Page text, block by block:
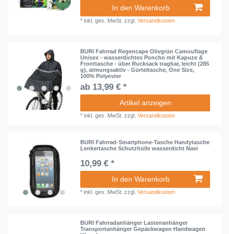
In den Warenkorb
*inkl. ges. MwSt. zzgl.Versandkosten
BURI Fahrrad Regencape Olivgrün Camouflage
Unisex - wasserdichtes Poncho mit Kapuze &
Fronttasche - über Rucksack tragbar, leicht (285
g), atmungsaktiv - Gürteltasche, One Size,
100% Polyester
ab 13,99 € *
Artikel anzeigen
*inkl. ges. MwSt. zzgl.Versandkosten
BURI Fahrrad-Smartphone-Tasche Handytasche
Lenkertasche Schutzhülle wasserdicht Navi
10,99 € *
In den Warenkorb
*inkl. ges. MwSt. zzgl.Versandkosten
BURI Fahrradanhänger Lastenanhänger
Transportanhänger Gepäckwagen Handwagen